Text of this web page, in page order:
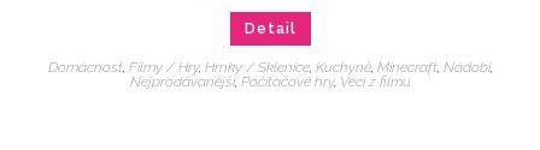
Detail
Domácnost, Filmy / Hry, Hrnky / Sklenice, Kuchyně, Minecraft, Nádobí,
Nejprodávanější, Počítačové hry, Veci z filmu